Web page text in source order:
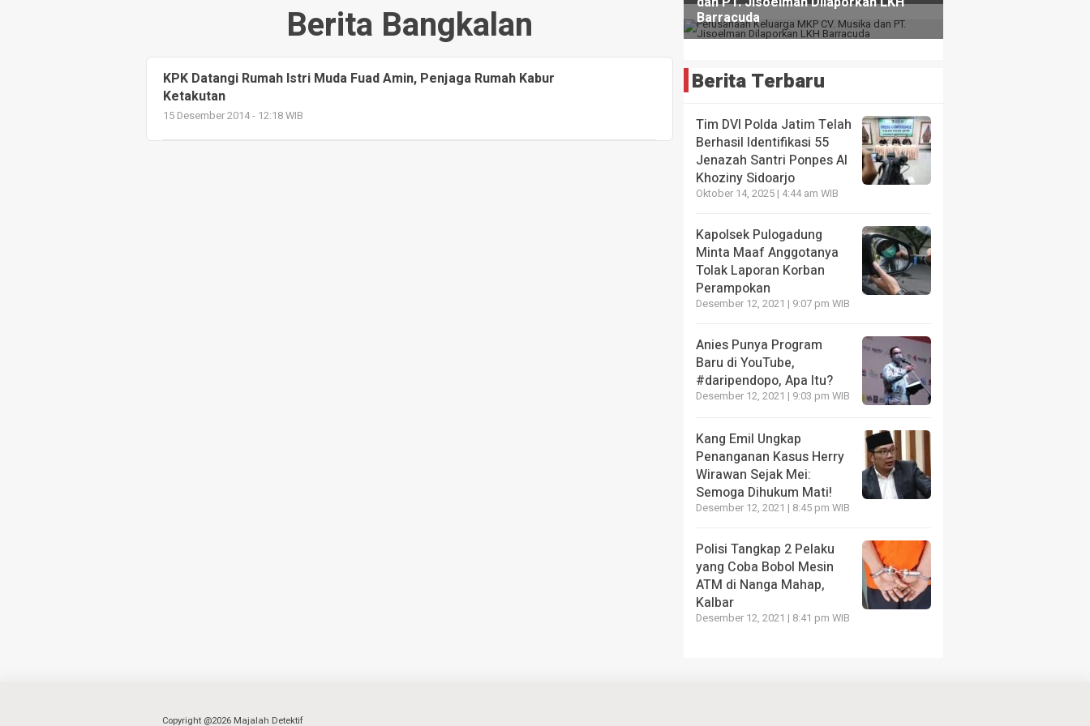
Berita Bangkalan
KPK Datangi Rumah Istri Muda Fuad Amin, Penjaga Rumah Kabur
Ketakutan
15 Desember 2014 - 12:18 WIB
Berita Terbaru
Tim DVI Polda Jatim Telah
Berhasil Identifikasi 55
Jenazah Santri Ponpes Al
Khoziny Sidoarjo
Oktober 14, 2025 | 4:44 am WIB
Kapolsek Pulogadung
Minta Maaf Anggotanya
Tolak Laporan Korban
Perampokan
Desember 12, 2021 | 9:07 pm WIB
Anies Punya Program
Baru di YouTube,
#daripendopo, Apa Itu?
Desember 12, 2021 | 9:03 pm WIB
Kang Emil Ungkap
Penanganan Kasus Herry
Wirawan Sejak Mei:
Semoga Dihukum Mati!
Desember 12, 2021 | 8:45 pm WIB
Polisi Tangkap 2 Pelaku
yang Coba Bobol Mesin
ATM di Nanga Mahap,
Kalbar
Desember 12, 2021 | 8:41 pm WIB
Copyright @2026 Majalah Detektif